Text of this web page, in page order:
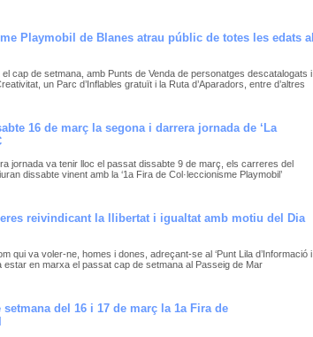
Playmobil de Blanes atrau públic de totes les edats al
cap de setmana, amb Punts de Venda de personatges descatalogats i
un Parc d’Inflables gratuït i la Ruta d’Aparadors, entre d’altres
16 de març la segona i darrera jornada de ‘La
jornada va tenir lloc el passat dissabte 9 de març, els carreres del
dissabte vinent amb la ‘1a Fira de Col·leccionisme Playmobil’
reivindicant la llibertat i igualtat amb motiu del Dia
qui va voler-ne, homes i dones, adreçant-se al ‘Punt Lila d’Informació i
estar en marxa el passat cap de setmana al Passeig de Mar
del 16 i 17 de març la 1a Fira de